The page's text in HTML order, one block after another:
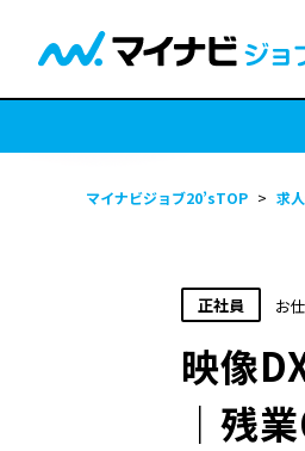
マイナビジョブ20’sTOP > 求
正社員 お
映像
｜残